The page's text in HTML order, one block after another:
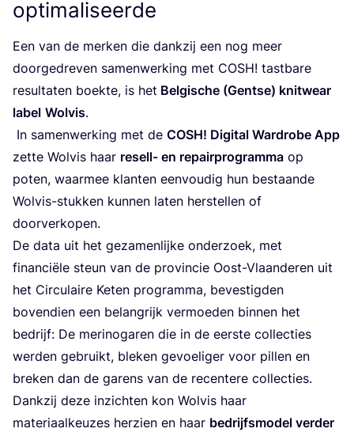
optimaliseerde
Een van de mer­ken die dank­zij een nog meer
door­ge­dre­ven samen­wer­king met COSH! tast­ba­re
resul­ta­ten boek­te, is het Bel­gi­sche (Gent­se) knit­wear
label Wol­vis.
In samen­wer­king met de COSH! Digi­tal Ward­ro­be App
zet­te Wol­vis haar resell- en repair­pro­gram­ma op
poten, waar­mee klan­ten een­vou­dig hun bestaan­de
Wol­vis-stuk­ken kun­nen laten her­stel­len of
doorverkopen.
De data uit het geza­men­lij­ke onder­zoek, met
finan­ci­ë­le steun van de pro­vin­cie Oost-Vlaan­de­ren uit
het Cir­cu­lai­re Keten pro­gram­ma, beves­tig­den
boven­dien een belang­rijk ver­moe­den bin­nen het
bedrijf: De meri­noga­ren die in de eer­ste col­lec­ties
wer­den gebruikt, ble­ken gevoe­li­ger voor pil­len en
bre­ken dan de garens van de recen­te­re col­lec­ties.
Dank­zij deze inzich­ten kon Wol­vis haar
mate­ri­aal­keu­zes her­zien en haar bedrijfs­mo­del ver­der